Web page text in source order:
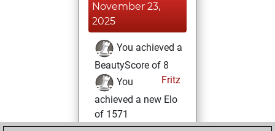
November 23,
2025
You achieved a
BeautyScore of 8
Fritz
You
achieved a new Elo
of 1571